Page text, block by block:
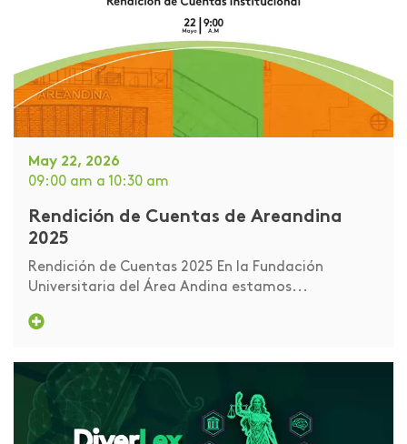
May 22, 2026
09:00 am a 10:30 am
Rendición de Cuentas de Areandina
2025
Rendición de Cuentas 2025 En la Fundación
Universitaria del Área Andina estamos...